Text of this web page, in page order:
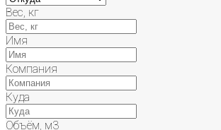
Вес, кг
Имя
Компания
Куда
Объём, м3